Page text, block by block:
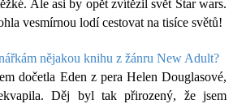
Ale asi by opět zvítězil svět Star wars.
vesmírnou lodí cestovat na tisíce světů!
nějakou knihu z žánru New Adult?
dočetla Eden z pera Helen Douglasové,
Děj byl tak přirozený, že jsem